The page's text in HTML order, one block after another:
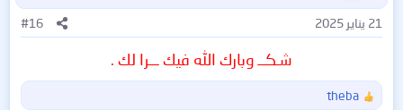
21 يناير 2025 #16
شـكــ وبارك الله فيك ـــرا لك .
theba